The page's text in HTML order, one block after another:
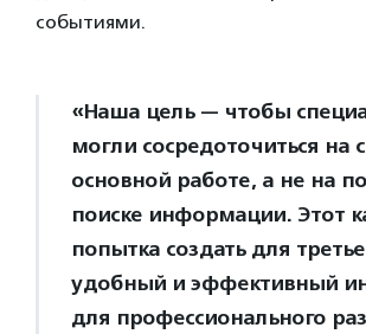
событиями.
«Наша цель — чтобы
могли сосредоточиться на
основной работе, а не на
поиске информации. Этот
попытка создать для
удобный и эффективный
для профессионального